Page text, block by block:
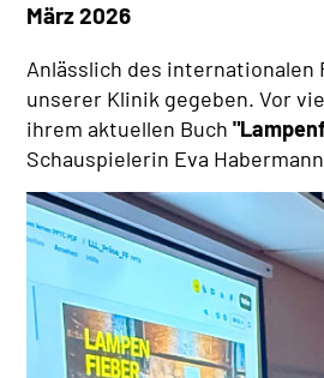
März 2026
Anlässlich des internationalen
unserer Klinik gegeben. Vor
ihrem aktuellen Buch
Schauspielerin Eva